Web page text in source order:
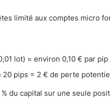
limité aux comptes micro
lot) = environ 0,10 € par pip
20 pips = 2 € de perte
du capital sur une seule